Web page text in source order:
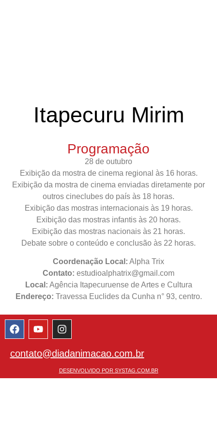
Itapecuru Mirim
Programação
28 de outubro
Exibição da mostra de cinema regional às 16 horas.
Exibição da mostra de cinema enviadas diretamente por
outros cineclubes do país às 18 horas.
Exibição das mostras internacionais às 19 horas.
Exibição das mostras infantis às 20 horas.
Exibição das mostras nacionais às 21 horas.
Debate sobre o conteúdo e conclusão às 22 horas.
Coordenação Local: Alpha Trix
Contato: estudioalphatrix@gmail.com
Local: Agência Itapecuruense de Artes e Cultura
Endereço: Travessa Euclides da Cunha n° 93, centro.
contato@diadanimacao.com.br
DESENVOLVIDO POR SYSTAG.COM.BR